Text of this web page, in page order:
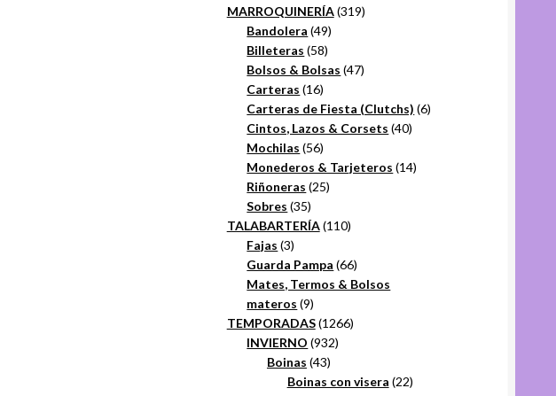
MARROQUINERÍA 319319
Bandolera 4949
Billeteras 5858
productos
Bolsos & Bolsas 4747
Carteras 1616
productos
Carteras de Fiesta (Clutchs) 66
Cintos, Lazos & Corsets 4040
Mochilas 5656
productos
Monederos & Tarjeteros 1414
Riñoneras 2525
Sobres 3535
productos
TALABARTERÍA 110110
Fajas 33
productos
Guarda Pampa 6666
productos
Mates, Termos & Bolsos
materos 99
productos
TEMPORADAS 12661266
INVIERNO 932932
Boinas 4343
productos
Boinas con visera 2222